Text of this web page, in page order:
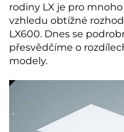
rodiny LX je pro
vzhledu obtížné
LX600. Dnes se
přesvědčíme o
modely.